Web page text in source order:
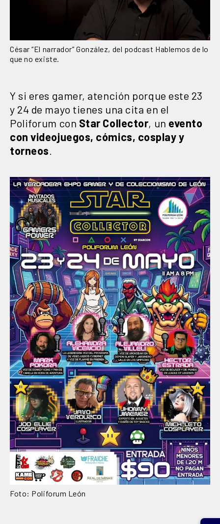
César “El narrador” González, del podcast Hablemos de lo
que no existe.
Y si eres gamer, atención porque este 23
y 24 de mayo tienes una cita en el
Poliforum con Star Collector, un evento
con videojuegos, cómics, cosplay y
torneos
Foto: Poliforum León